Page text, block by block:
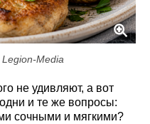
Media
не удивляют, а вот
и те же вопросы:
сочными и мягкими?